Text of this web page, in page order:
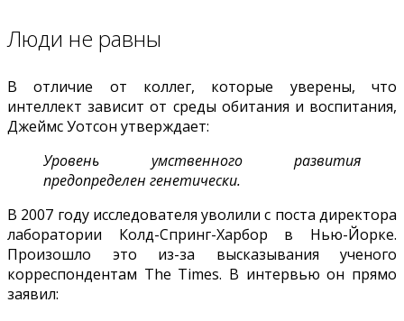
Люди не равны
В отличие от коллег, которые уверены, что
интеллект зависит от среды обитания и воспитания,
Джеймс Уотсон утверждает:
Уровень умственного развития
предопределен генетически.
В 2007 году исследователя уволили с поста директора
лаборатории Колд-Спринг-Харбор в Нью-Йорке.
Произошло это из-за высказывания ученого
корреспондентам The Times. В интервью он прямо
заявил: